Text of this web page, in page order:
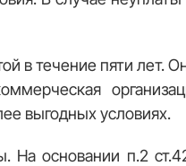
в течение пяти лет.
выгодных условиях.
основании п.2